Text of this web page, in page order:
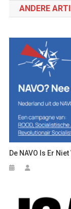
ANDERE
De NAVO Is Er